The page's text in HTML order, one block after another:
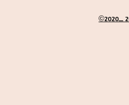
©2020_